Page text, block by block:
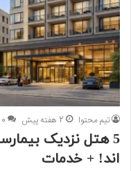
تیم محتوا 2 هفته پیش 0
5 هتل نزدیک
اند! + خدمات